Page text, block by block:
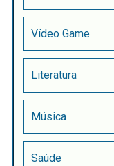
Vídeo Game
Literatura
Música
Saúde